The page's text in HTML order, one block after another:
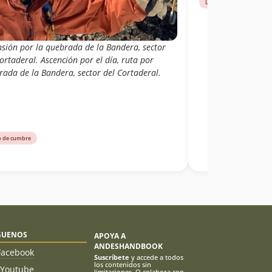
por la quebrada de la Bandera, sector
Ascención por el día, ruta por
de la Bandera, sector del Cortaderal.
de cumbre
Libro de cumbre
Youtube
APOYA A
ANDESHANDBOOK
Suscríbete y accede a todos
los contenidos sin